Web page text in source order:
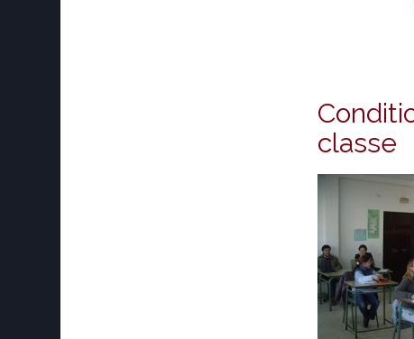
classe